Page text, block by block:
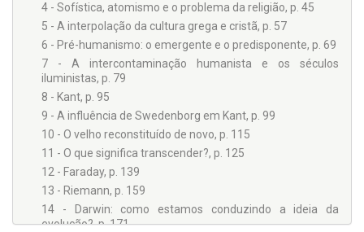
4 - Sofística, atomismo e o problema da religião, p. 45
5 - A interpolação da cultura grega e cristã, p. 57
6 - Pré-humanismo: o emergente e o predisponente, p. 69
7 - A intercontaminação humanista e os séculos
iluministas, p. 79
8 - Kant, p. 95
9 - A influência de Swedenborg em Kant, p. 99
10 - O velho reconstituído de novo, p. 115
11 - O que significa transcender?, p. 125
12 - Faraday, p. 139
13 - Riemann, p. 159
14 - Darwin: como estamos conduzindo a ideia da
evolução?, p. 171